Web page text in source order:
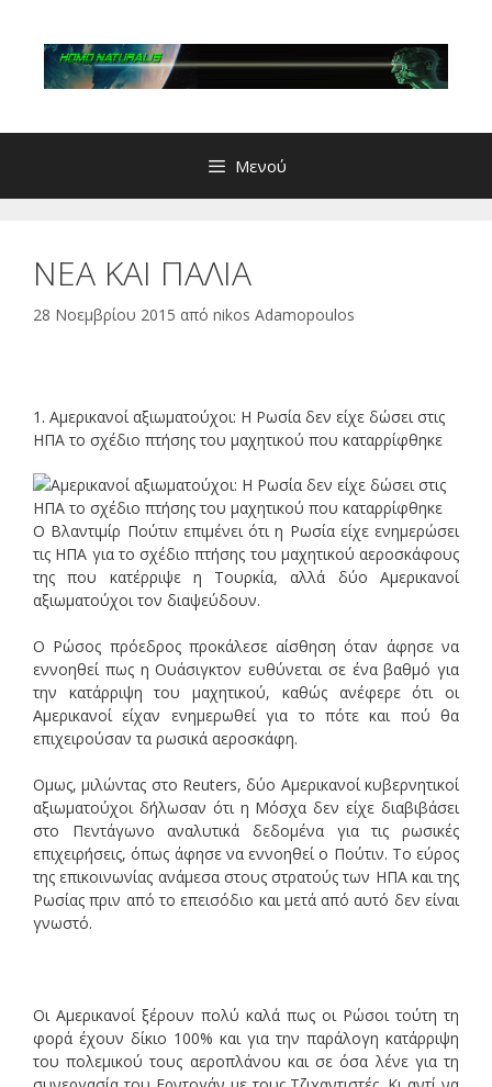
περιεχόμενο
Μενού
ΝΕΑ ΚΑΙ ΠΑΛΙΑ
28 Νοεμβρίου 2015 από nikos Adamopoulos
1. Αμερικανοί αξιωματούχοι: Η Ρωσία δεν είχε δώσει στις
ΗΠΑ το σχέδιο πτήσης του μαχητικού που καταρρίφθηκε
Ο Βλαντιμίρ Πούτιν επιμένει ότι η Ρωσία είχε ενημερώσει
τις ΗΠΑ για το σχέδιο πτήσης του μαχητικού αεροσκάφους
της που κατέρριψε η Τουρκία, αλλά δύο Αμερικανοί
αξιωματούχοι τον διαψεύδουν.
Ο Ρώσος πρόεδρος προκάλεσε αίσθηση όταν άφησε να
εννοηθεί πως η Ουάσιγκτον ευθύνεται σε ένα βαθμό για
την κατάρριψη του μαχητικού, καθώς ανέφερε ότι οι
Αμερικανοί είχαν ενημερωθεί για το πότε και πού θα
επιχειρούσαν τα ρωσικά αεροσκάφη.
Ομως, μιλώντας στο Reuters, δύο Αμερικανοί κυβερνητικοί
αξιωματούχοι δήλωσαν ότι η Μόσχα δεν είχε διαβιβάσει
στο Πεντάγωνο αναλυτικά δεδομένα για τις ρωσικές
επιχειρήσεις, όπως άφησε να εννοηθεί ο Πούτιν. Το εύρος
της επικοινωνίας ανάμεσα στους στρατούς των ΗΠΑ και της
Ρωσίας πριν από το επεισόδιο και μετά από αυτό δεν είναι
γνωστό.
Οι Αμερικανοί ξέρουν πολύ καλά πως οι Ρώσοι τούτη τη
φορά έχουν δίκιο 100% και για την παράλογη κατάρριψη
του πολεμικού τους αεροπλάνου και σε όσα λένε για τη